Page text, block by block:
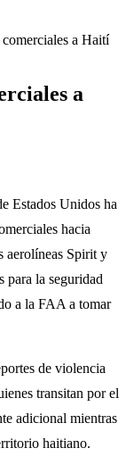
a Haití
a
Estados Unidos ha
hacia
aerolíneas Spirit y
para la seguridad
a la FAA a tomar
de violencia
transitan por el
adicional mientras
haitiano.